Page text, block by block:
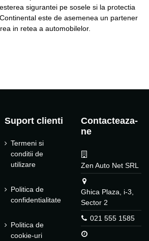
sigurantei pe sosele si la protectia
este de asemenea un partener
in retea a automobilelor.
Suport clienti
Termeni si
conditii de
utilizare
Politica de
confidentialitate
Politica de
cookie-uri
Contacteaza-
ne
Zen Auto Net SRL
Ghica Plaza, i-3,
Sector 2
021 555 1585